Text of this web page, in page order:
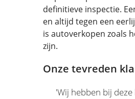
definitieve inspectie.
en altijd tegen een
is autoverkopen zoals
zijn.
Onze tevreden
'Wij hebben bij